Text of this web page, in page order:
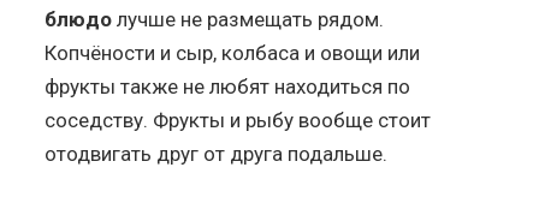
блюдо лучше не размещать рядом.
Копчёности и сыр, колбаса и овощи или
фрукты также не любят находиться по
соседству. Фрукты и рыбу вообще стоит
отодвигать друг от друга подальше.